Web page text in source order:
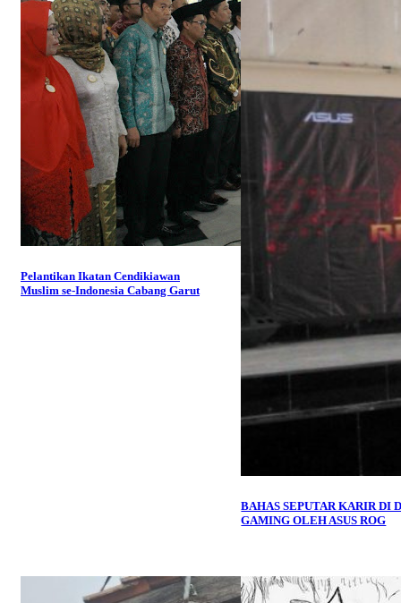
Pelantikan Ikatan Cendikiawan
Muslim se-Indonesia Cabang Garut
BAHAS SEPUTAR KARIR DI
GAMING OLEH ASUS ROG